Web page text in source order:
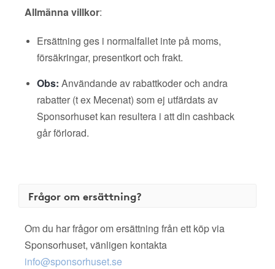
Allmänna villkor:
Ersättning ges i normalfallet inte på moms,
försäkringar, presentkort och frakt.
Obs: Användande av rabattkoder och andra
rabatter (t ex Mecenat) som ej utfärdats av
Sponsorhuset kan resultera i att din cashback
går förlorad.
Frågor om ersättning?
Om du har frågor om ersättning från ett köp via
Sponsorhuset, vänligen kontakta
info@sponsorhuset.se